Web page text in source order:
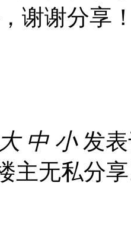
谢谢分享
大 中 小发表
主无私分